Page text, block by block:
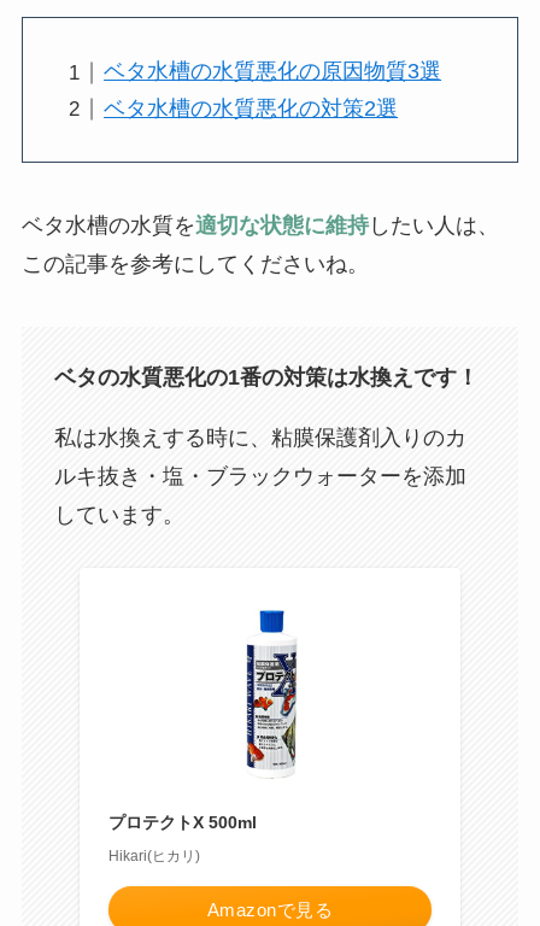
ベタ水槽の水質悪化の原因物質3選
ベタ水槽の水質悪化の対策2選
ベタ水槽の水質を適切な状態に維持したい人は、
この記事を参考にしてくださいね。
ベタの水質悪化の1番の対策は水換えです！
私は水換えする時に、粘膜保護剤入りのカ
ルキ抜き・塩・ブラックウォーターを添加
しています。
プロテクトX 500ml
Hikari(ヒカリ)
Amazonで見る